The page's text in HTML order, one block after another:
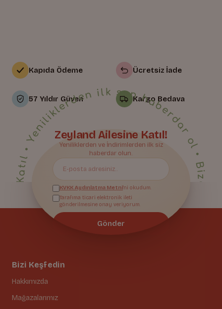
Kapıda Ödeme
57 Yıldır Güven
Ücretsiz İade
Kargo Bedava
Bizi Keşfedin
Hakkımızda
Mağazalarımız
Bize Katıl• Yeniliklerden ilk sen haberdar ol • Bize Katıl • Yeniliklerden ilk sen haberdar ol • Bize Katıl • Yeniliklerden ilk sen haberdar ol • Bize Katıl • Yeniliklerden ilk sen haberdar ol • Bize Katıl • Yeniliklerden ilk sen haberdar ol • Bize Katıl • Yeniliklerden ilk sen haberdar ol • Bize Katıl • Yeniliklerden ilk sen haberdar ol • Bize Katıl • Yeniliklerden ilk sen haberdar ol • Bize Katıl • Yeniliklerden ilk sen haberdar ol • Bize Katıl • Yeniliklerden ilk sen haberdar ol • Bize Katıl • Yeniliklerden ilk sen haberdar ol • Bize Katıl • Yeniliklerden ilk sen haberdar ol • Bize Katıl • Yeniliklerden ilk sen haberdar ol • Bize Katıl • Yeniliklerden ilk sen haberdar ol • Bize Katıl • Yeniliklerden ilk sen haberdar ol • Bize Katıl • Yeniliklerden ilk sen haberdar ol • Bize Katıl • Yeniliklerden ilk sen haberdar ol • Bize Katıl • Yeniliklerden ilk sen haberdar ol • Bize Katıl • Yeniliklerden ilk sen haberdar ol •
Zeyland Ailesine Katıl!
Yeniliklerden ve İndirimlerden ilk siz
haberdar olun.
KVKK Aydınlatma Metni'ni okudum.
Tarafıma ticari elektronik ileti
gönderilmesine onay veriyorum.
Gönder